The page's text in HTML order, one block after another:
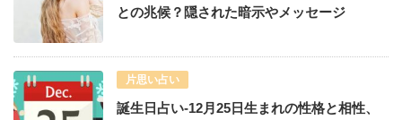
との兆候？隠された暗示やメッセージ
片思い占い
誕生日占い-12月25日生まれの性格と相性、